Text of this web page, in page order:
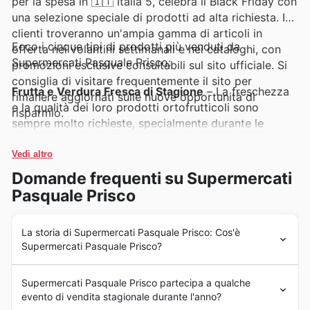
una selezione speciale di prodotti ad alta richiesta. I
clienti troveranno un'ampia gamma di articoli in
offerta nei volantini settimanali e nei cataloghi, con
promozioni esclusive consultabili sul sito ufficiale. Si
consiglia di visitare frequentemente il sito per
rimanere aggiornati sulle nuove opportunità di
risparmio.
Ecco i cinque tipi di prodotti più venduti da
Supermercati Pasquale Prisco:
Frutta e Verdura Fresca di Stagione– La freschezza
e la qualità dei loro prodotti ortofrutticoli sono
sempre molto richieste, specialmente durante le
sono spesso protagonisti delle Supermercati Pasquale
Prisco weekly ads, offrendo un eccellente valore e
promuovendo uno stile di vita sano.
latticini e salumi di Supermercati Pasquale Prisco
riscuotono sempre grande successo, rappresentando
una scelta privilegiata per i consumatori attenti al
gusto e alla qualità. Le Supermercati Pasquale Prisco
deals li rendono particolarmente attraenti durante il
Vedi altro
Domande frequenti su Supermercati
Pasquale Prisco
La storia di Supermercati Pasquale Prisco: Cos'è
Supermercati Pasquale Prisco?
Tradizione
Nati dalla passione e dalla visione imprenditoriale di
Supermercati Pasquale Prisco partecipa a qualche
evento di vendita stagionale durante l'anno?